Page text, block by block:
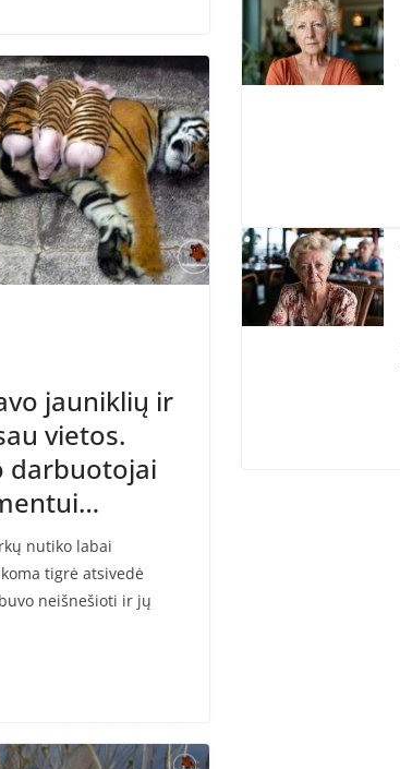
jauniklių ir
vietos.
darbuotojai
nutiko labai
tigrė atsivedė
neišnešioti ir jų